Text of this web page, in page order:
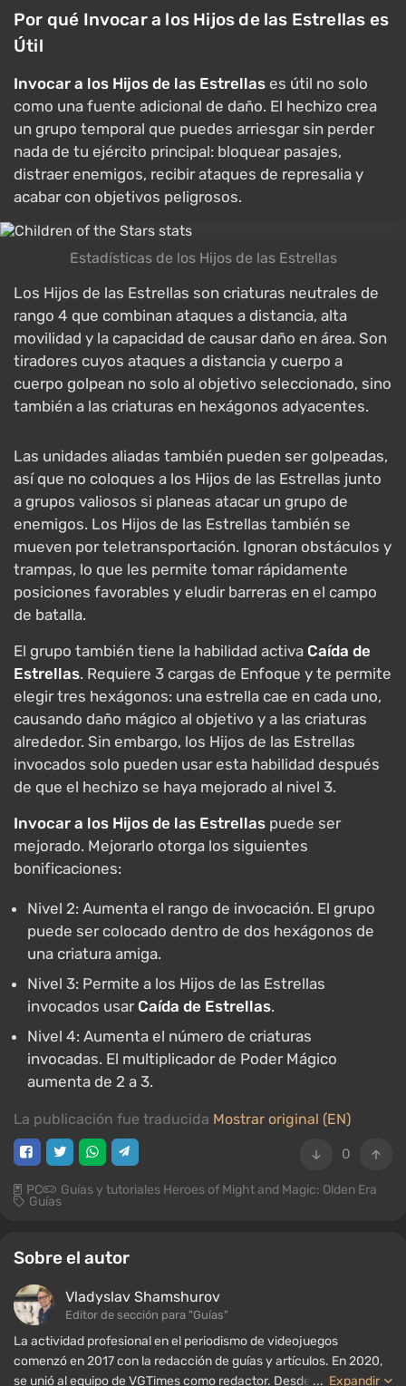
Por qué Invocar a los Hijos de las Estrellas es
Útil
Invocar a los Hijos de las Estrellas es útil no solo
como una fuente adicional de daño. El hechizo crea
un grupo temporal que puedes arriesgar sin perder
nada de tu ejército principal: bloquear pasajes,
distraer enemigos, recibir ataques de represalia y
acabar con objetivos peligrosos.
Estadísticas de los Hijos de las Estrellas
Los Hijos de las Estrellas son criaturas neutrales de
rango 4 que combinan ataques a distancia, alta
movilidad y la capacidad de causar daño en área. Son
tiradores cuyos ataques a distancia y cuerpo a
cuerpo golpean no solo al objetivo seleccionado, sino
también a las criaturas en hexágonos adyacentes.
Las unidades aliadas también pueden ser golpeadas,
así que no coloques a los Hijos de las Estrellas junto
a grupos valiosos si planeas atacar un grupo de
enemigos. Los Hijos de las Estrellas también se
mueven por teletransportación. Ignoran obstáculos y
trampas, lo que les permite tomar rápidamente
posiciones favorables y eludir barreras en el campo
de batalla.
El grupo también tiene la habilidad activa Caída de
Estrellas. Requiere 3 cargas de Enfoque y te permite
elegir tres hexágonos: una estrella cae en cada uno,
causando daño mágico al objetivo y a las criaturas
alrededor. Sin embargo, los Hijos de las Estrellas
invocados solo pueden usar esta habilidad después
de que el hechizo se haya mejorado al nivel 3.
Invocar a los Hijos de las Estrellas puede ser
mejorado. Mejorarlo otorga los siguientes
bonificaciones:
Nivel 2: Aumenta el rango de invocación. El grupo
puede ser colocado dentro de dos hexágonos de
una criatura amiga.
Nivel 3: Permite a los Hijos de las Estrellas
invocados usar Caída de Estrellas.
Nivel 4: Aumenta el número de criaturas
invocadas. El multiplicador de Poder Mágico
aumenta de 2 a 3.
La publicación fue traducida Mostrar original (EN)
0
PC Guías y tutoriales Heroes of Might and Magic: Olden Era
Guías
Sobre el autor
Vladyslav Shamshurov
Editor de sección para "Guías"
La actividad profesional en el periodismo de videojuegos
comenzó en 2017 con la redacción de guías y artículos. En 2020,
se unió al equipo de VGTimes como redactor. Desde 2022, ha
... Expandir